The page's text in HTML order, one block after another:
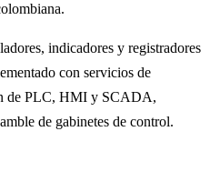
indicadores y registradores
con servicios de
de PLC, HMI y SCADA,
de gabinetes de control.